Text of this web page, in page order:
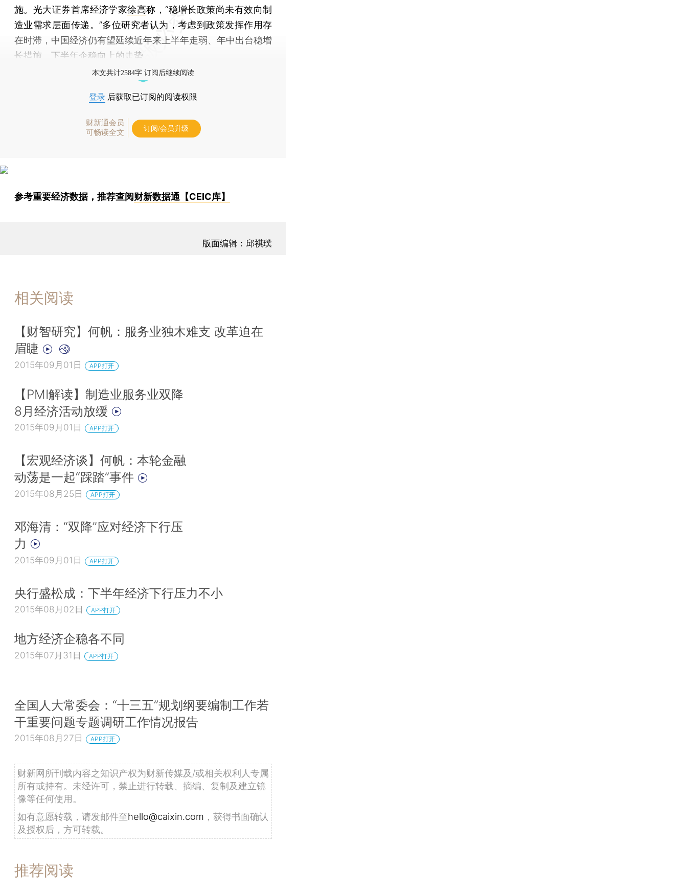
施。光大证券首席经济学家徐高称，“稳增长政策尚未有效向制
造业需求层面传递。”多位研究者认为，考虑到政策发挥作用存
在时滞，中国经济仍有望延续近年来上半年走弱、年中出台稳增
长措施、下半年企稳向上的走势。
本文共计2584字 订阅后继续阅读
登录 后获取已订阅的阅读权限
财新通会员
可畅读全文
订阅/会员升级
参考重要经济数据，推荐查阅财新数据通【CEIC库】
版面编辑：邱祺璞
相关阅读
【财智研究】何帆：服务业独木难支 改革迫在
眉睫
2015年09月01日 APP打开
【PMI解读】制造业服务业双降
8月经济活动放缓
2015年09月01日 APP打开
【宏观经济谈】何帆：本轮金融
动荡是一起“踩踏”事件
2015年08月25日 APP打开
邓海清：“双降”应对经济下行压
力
2015年09月01日 APP打开
央行盛松成：下半年经济下行压力不小
2015年08月02日 APP打开
地方经济企稳各不同
2015年07月31日 APP打开
全国人大常委会：“十三五”规划纲要编制工作若
干重要问题专题调研工作情况报告
2015年08月27日 APP打开
财新网所刊载内容之知识产权为财新传媒及/或相关权利人专属
所有或持有。未经许可，禁止进行转载、摘编、复制及建立镜
像等任何使用。
如有意愿转载，请发邮件至hello@caixin.com ，获得书面确认
及授权后，方可转载。
推荐阅读